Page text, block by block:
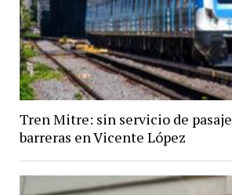
Tren Mitre: sin servicio de
barreras en Vicente López